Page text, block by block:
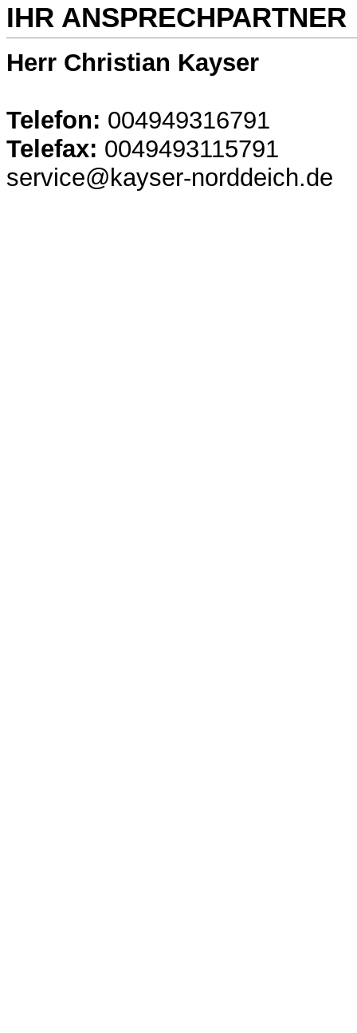
IHR ANSPRECHPARTNER
Herr Christian Kayser
Telefon: 004949316791
Telefax: 0049493115791
service@kayser-norddeich.de